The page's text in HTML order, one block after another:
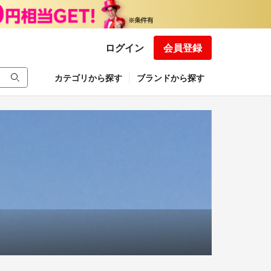
ログイン 会員登録
カテゴリから探す ブランドから探す